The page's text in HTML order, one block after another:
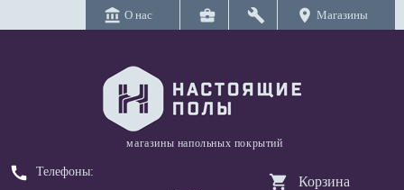
account_balance О нас business_center build location_on Магазины
магазины напольных покрытий
call
Телефоны:
Корзина